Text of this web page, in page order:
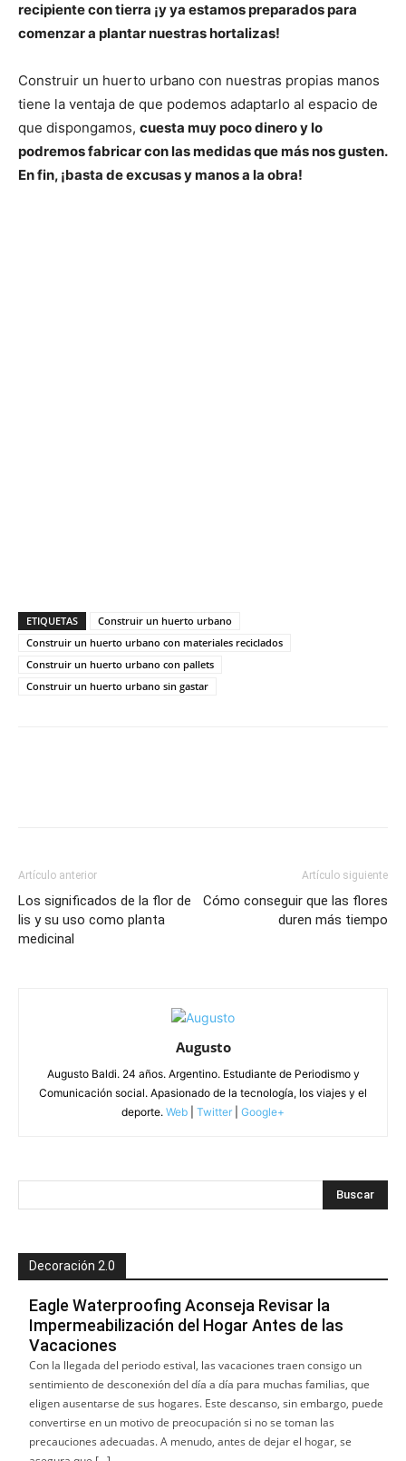
recipiente con tierra ¡y ya estamos preparados para
comenzar a plantar nuestras hortalizas!
Construir un huerto urbano con nuestras propias manos
tiene la ventaja de que podemos adaptarlo al espacio de
que dispongamos, cuesta muy poco dinero y lo
podremos fabricar con las medidas que más nos gusten.
En fin, ¡basta de excusas y manos a la obra!
ETIQUETAS
Construir un huerto urbano
Construir un huerto urbano con materiales reciclados
Construir un huerto urbano con pallets
Construir un huerto urbano sin gastar
Artículo anterior
Los significados de la flor de
lis y su uso como planta
medicinal
Artículo siguiente
Cómo conseguir que las flores
duren más tiempo
Augusto
Augusto Baldi. 24 años. Argentino. Estudiante de Periodismo y
Comunicación social. Apasionado de la tecnología, los viajes y el
deporte. Web Twitter Google+
Decoración 2.0
Eagle Waterproofing Aconseja Revisar la
Impermeabilización del Hogar Antes de las
Vacaciones
Con la llegada del periodo estival, las vacaciones traen consigo un
sentimiento de desconexión del día a día para muchas familias, que
eligen ausentarse de sus hogares. Este descanso, sin embargo, puede
convertirse en un motivo de preocupación si no se toman las
precauciones adecuadas. A menudo, antes de dejar el hogar, se